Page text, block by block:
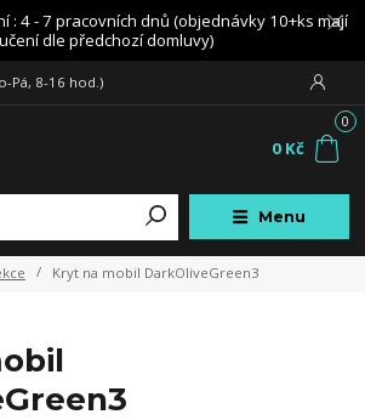
: 4 - 7 pracovních dnů (objednávky 10+ks mají
dle předchozí domluvy)
Menu
Pá, 8-16 hod.)
0
0 Kč
Kryt na mobil DarkOliveGreen3